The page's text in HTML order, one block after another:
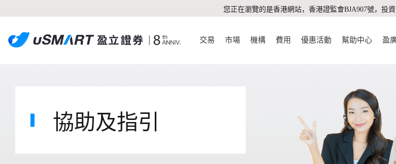
您正在瀏覽的是香港網站，香港證監會BJA907號，投
交易 市場 機構 費用 優惠活動 幫助中心 盈
協助及指引